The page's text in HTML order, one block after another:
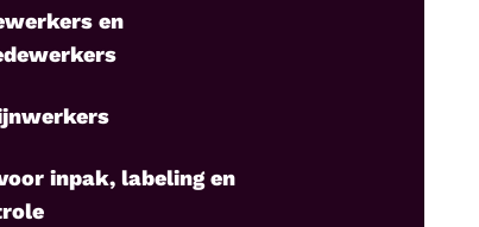
en
inpak, labeling en